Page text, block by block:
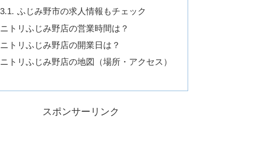
ふじみ野市の求人情報もチェック
ニトリふじみ野店の営業時間は？
ニトリふじみ野店の開業日は？
ニトリふじみ野店の地図（場所・アクセス）
スポンサーリンク